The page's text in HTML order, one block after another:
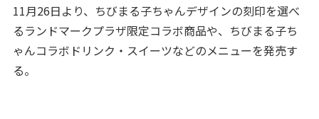
11月26日より、ちびまる子ちゃんデザインの刻印を選べ
るランドマークプラザ限定コラボ商品や、ちびまる子ち
ゃんコラボドリンク・スイーツなどのメニューを発売す
る。